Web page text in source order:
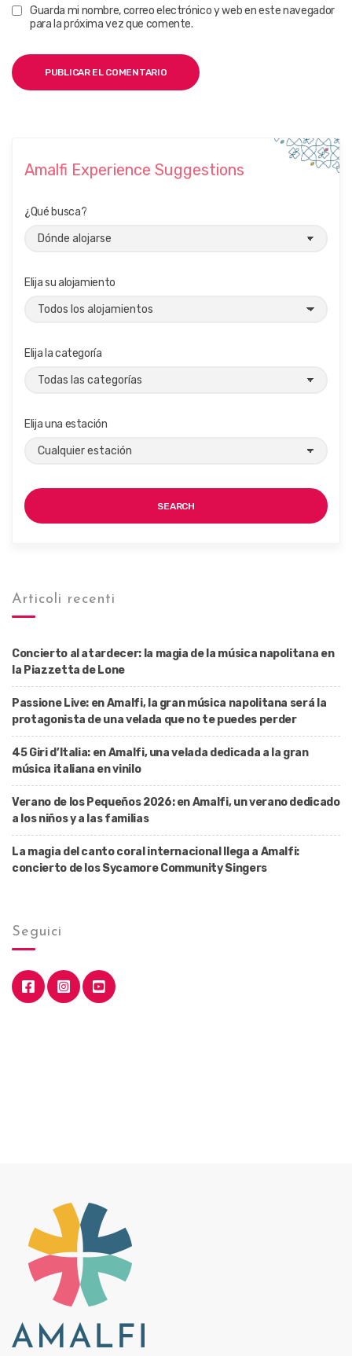
Guarda mi nombre, correo electrónico y web en este navegador
para la próxima vez que comente.
Amalfi Experience Suggestions
¿Qué busca?
Elija su alojamiento
Elija la categoría
Elija una estación
SEARCH
Articoli recenti
Concierto al atardecer: la magia de la música napolitana en
la Piazzetta de Lone
Passione Live: en Amalfi, la gran música napolitana será la
protagonista de una velada que no te puedes perder
45 Giri d’Italia: en Amalfi, una velada dedicada a la gran
música italiana en vinilo
Verano de los Pequeños 2026: en Amalfi, un verano dedicado
a los niños y a las familias
La magia del canto coral internacional llega a Amalfi:
concierto de los Sycamore Community Singers
Seguici